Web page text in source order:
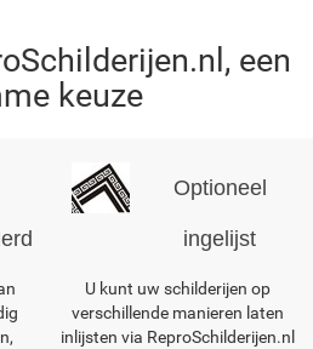
een
keuze
Optioneel
ingelijst
U kunt uw schilderijen op
verschillende manieren laten
inlijsten via ReproSchilderijen.nl